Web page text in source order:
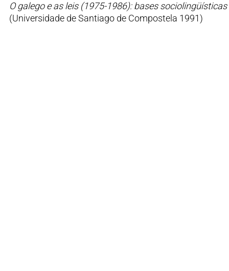
O galego e as leis (1975-1986): bases
(Universidade de Santiago de Compostela 1991)